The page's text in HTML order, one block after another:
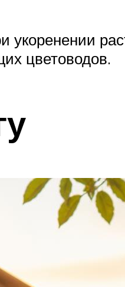
укоренении
цветоводов.